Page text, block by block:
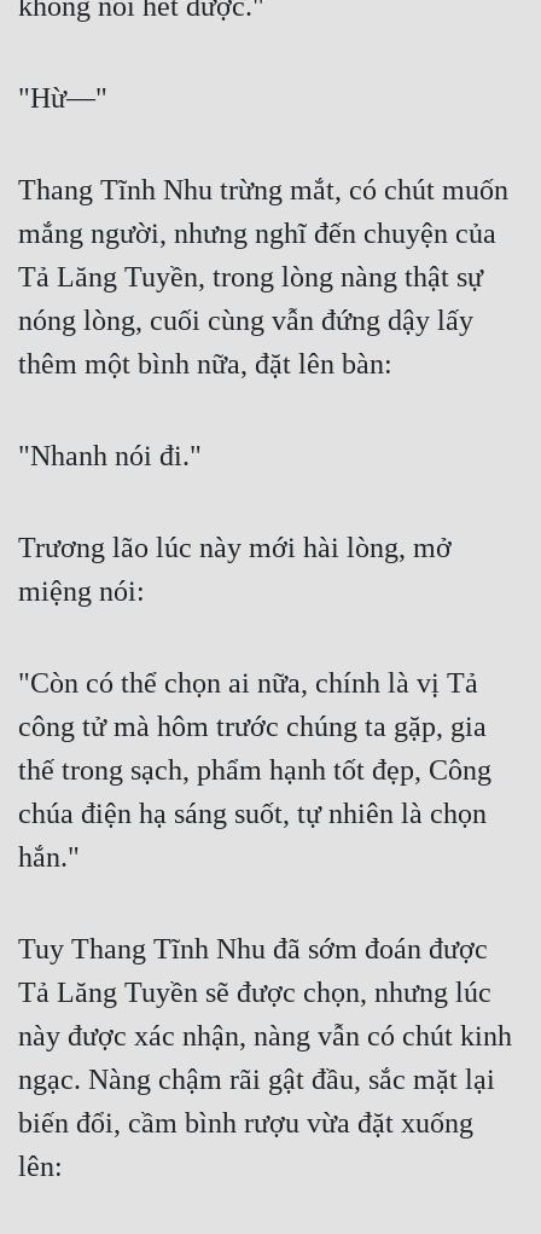
không nói hết được."
"Hừ—"
Thang Tĩnh Nhu trừng mắt, có chút muốn
mắng người, nhưng nghĩ đến chuyện của
Tả Lăng Tuyền, trong lòng nàng thật sự
nóng lòng, cuối cùng vẫn đứng dậy lấy
thêm một bình nữa, đặt lên bàn:
"Nhanh nói đi."
Trương lão lúc này mới hài lòng, mở
miệng nói:
"Còn có thể chọn ai nữa, chính là vị Tả
công tử mà hôm trước chúng ta gặp, gia
thế trong sạch, phẩm hạnh tốt đẹp, Công
chúa điện hạ sáng suốt, tự nhiên là chọn
hắn."
Tuy Thang Tĩnh Nhu đã sớm đoán được
Tả Lăng Tuyền sẽ được chọn, nhưng lúc
này được xác nhận, nàng vẫn có chút kinh
ngạc. Nàng chậm rãi gật đầu, sắc mặt lại
biến đổi, cầm bình rượu vừa đặt xuống
lên: